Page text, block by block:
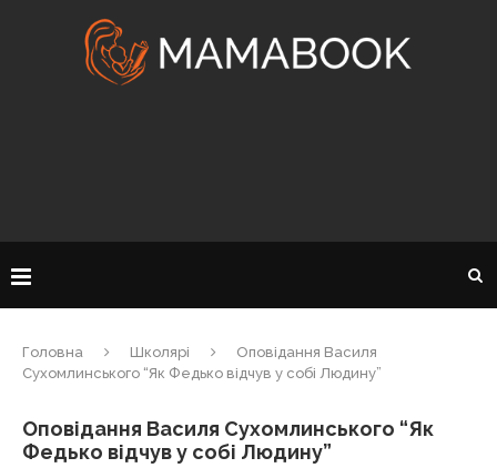
Головна Школярі
Оповідання Василя
Сухомлинського “Як Федько відчув у собі Людину”
Оповідання Василя Сухомлинського “Як
Федько відчув у собі Людину”